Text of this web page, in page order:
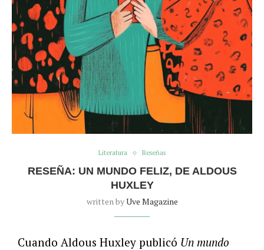
Literatura Reseñas
RESEÑA: UN MUNDO FELIZ, DE ALDOUS
HUXLEY
written byUve Magazine
Cuando Aldous Huxley publicó Un mundo